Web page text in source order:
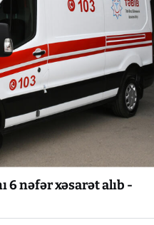
6 nəfər xəsarət alıb -